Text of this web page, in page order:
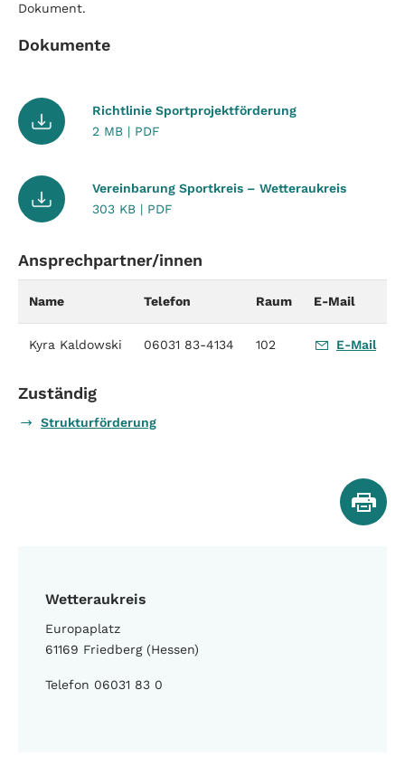
Wetteraukreis
Europaplatz
61169 Friedberg (Hessen)
Telefon 06031 83 0
Dokument.
Dokumente
Richtlinie Sportprojektförderung
2 MB | PDF
Vereinbarung Sportkreis – Wetteraukreis
303 KB | PDF
Ansprechpartner/innen
Name Telefon Raum E-Mail
Kyra Kaldowski 06031 83-4134 102 E-Mail
Zuständig
Strukturförderung